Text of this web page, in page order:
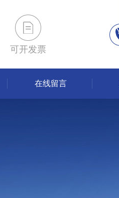
可开发票
在线留言